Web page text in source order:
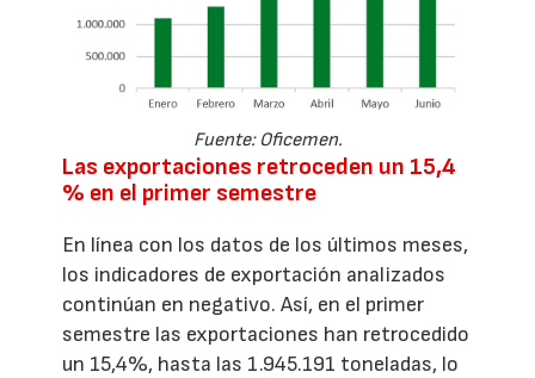
Fuente: Oficemen.
Las exportaciones retroceden un 15,4
% en el primer semestre
En línea con los datos de los últimos meses,
los indicadores de exportación analizados
continúan en negativo. Así, en el primer
semestre las exportaciones han retrocedido
un 15,4%, hasta las 1.945.191 toneladas, lo